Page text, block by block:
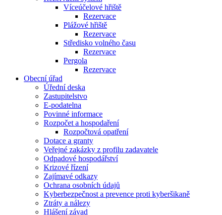
Víceúčelové hřiště
Rezervace
Plážové hřiště
Rezervace
Středisko volného času
Rezervace
Pergola
Rezervace
Obecní úřad
Úřední deska
Zastupitelstvo
E-podatelna
Povinné informace
Rozpočet a hospodaření
Rozpočtová opatření
Dotace a granty
Veřejné zakázky z profilu zadavatele
Odpadové hospodářství
Krizové řízení
Zajímavé odkazy
Ochrana osobních údajů
Kyberbezpečnost a prevence proti kyberšikaně
Ztráty a nálezy
Hlášení závad